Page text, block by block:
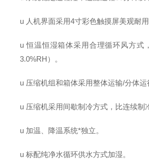
u 人机界面采用4寸彩色触摸屏美观耐
u 恒温恒湿箱体采用合理循环风方
3.0%RH）。
u 压缩机组和箱体采用整体运输/分体
u 压缩机采用间歇制冷方式，比连续制
u 加温、降温系统*独立。
u 标配纯净水循环供水方式加湿。